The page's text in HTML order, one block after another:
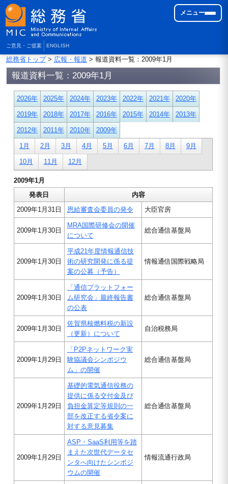
ご意見・ご提案 ENGLISH
メニュー
総務省トップ> 広報・報道 > 報道資料一覧：2009年1月
報道資料一覧：2009年1月
2026年 2025年 2024年 2023年 2022年 2021年 2020年
2019年 2018年 2017年 2016年 2015年 2014年 2013年
2012年 2011年 2010年 2009年
1月 2月 3月 4月 5月 6月 7月 8月 9月
10月 11月 12月
2009年1月
発表日
内容
2009年1月31日
恩給審査会委員の発令 大臣官房
2009年1月30日
MRA国際研修会の開催
について
総合通信基盤局
2009年1月30日
平成21年度情報通信技
術の研究開発に係る提
案の公募（予告）
情報通信国際戦略局
2009年1月30日
「通信プラットフォー
ム研究会」最終報告書
の公表
総合通信基盤局
2009年1月30日
佐賀県核燃料税の新設
（更新）について
自治税務局
2009年1月29日
「P2Pネットワーク実
験協議会シンポジウ
ム」の開催
総合通信基盤局
2009年1月29日
基礎的電気通信役務の
提供に係る交付金及び
負担金算定等規則の一
部を改正する省令案に
対する意見募集
総合通信基盤局
2009年1月29日
ASP・SaaS利用等を踏
まえた次世代データセ
ンタへ向けたシンポジ
ウムの開催
情報流通行政局